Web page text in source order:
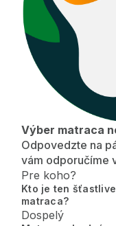
Výber matraca
Odpovedzte na
vám odporučíme
Pre koho?
Kto je ten
matraca?
Dospelý